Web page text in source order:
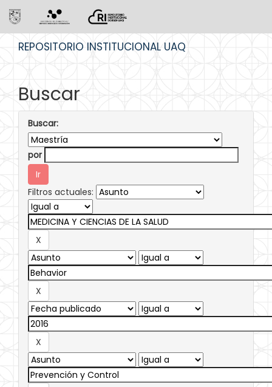
REPOSITORIO INSTITUCIONAL UAQ
Buscar
Buscar:
por
Filtros actuales: